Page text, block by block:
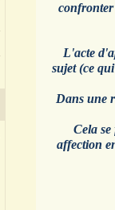
confronter
L'acte
sujet (ce
Dans une
Cela se
affection